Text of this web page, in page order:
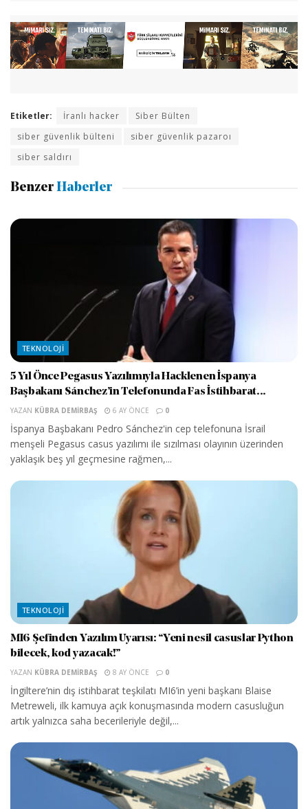
Etiketler: İranlı hacker
Siber Bülten
siber güvenlik bülteni
siber güvenlik pazaroı
siber saldırı
Benzer Haberler
TEKNOLOJI
5 Yıl Önce Pegasus Yazılımıyla Hacklenen İspanya
Başbakanı Sánchez’in Telefonunda Fas İstihbarat...
YAZAN KÜBRA DEMIRBAŞ 6 AY ÖNCE 0
İspanya Başbakanı Pedro Sánchez'in cep telefonuna İsrail
menşeli Pegasus casus yazılımı ile sızılması olayının üzerinden
yaklaşık beş yıl geçmesine rağmen,...
TEKNOLOJI
MI6 Şefinden Yazılım Uyarısı: “Yeni nesil casuslar Python
bilecek, kod yazacak!”
YAZAN KÜBRA DEMIRBAŞ 8 AY ÖNCE 0
İngiltere’nin dış istihbarat teşkilatı MI6’in yeni başkanı Blaise
Metreweli, ilk kamuya açık konuşmasında modern casusluğun
artık yalnızca saha becerileriyle değil,...